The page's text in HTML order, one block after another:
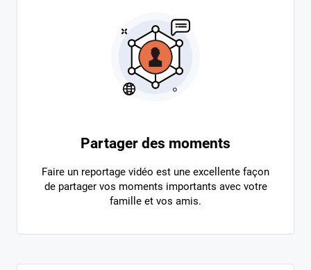
Partager des moments
Faire un reportage vidéo est une excellente façon
de partager vos moments importants avec votre
famille et vos amis.